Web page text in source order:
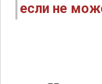
если не